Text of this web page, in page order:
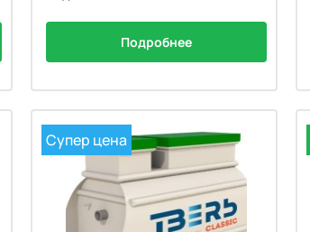
Подробнее
Супер цена